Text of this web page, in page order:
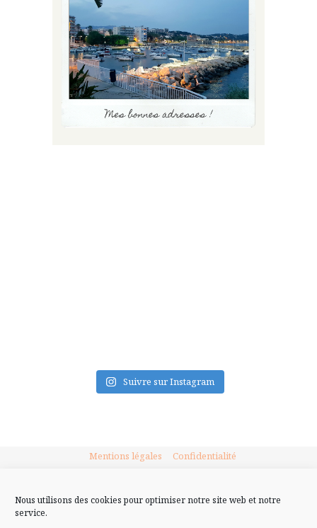
Nous utilisons des cookies pour optimiser notre site web et notre
service.
Suivre sur Instagram
Mentions légales Confidentialité